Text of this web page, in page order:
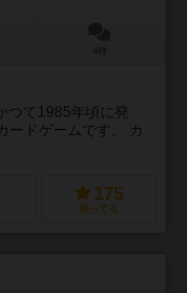
つて1985年頃に発
ードゲームです。 カ
175
持ってる